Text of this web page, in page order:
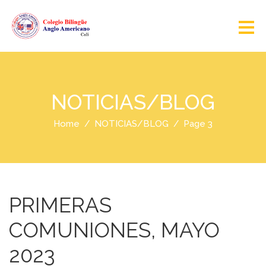
NOTICIAS/BLOG
Home NOTICIAS/BLOG Page 3
PRIMERAS
COMUNIONES, MAYO
2023